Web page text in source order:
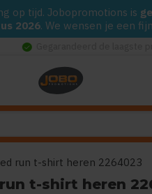
op tijd. Jobopromotions is
2026. We wensen je een
de laagste prijs op alle Jobo's
run t-shirt heren 2264023
t-shirt heren